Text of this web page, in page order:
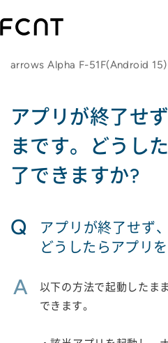
arrows Alpha F-51F(Android
アプリが終了せ
まです。どうし
了できますか?
Q
アプリが終了せず
どうしたらアプリ
A
以下の方法で起動したま
できます。